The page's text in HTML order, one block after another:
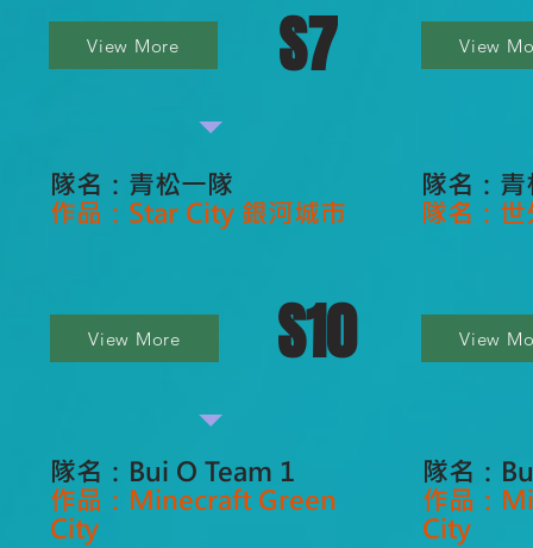
View More S7
隊名：青松一隊
作品：Star City 銀河城市
View More S10
隊名：Bui O Team 1
作品：Minecraft Green
City
View
隊名：
隊名：
View
隊名：
作品：
City